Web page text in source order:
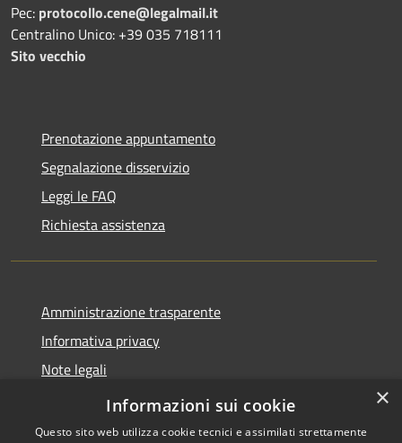
Pec: protocollo.cene@legalmail.it
Centralino Unico: +39 035 718111
Sito vecchio
Prenotazione appuntamento
Segnalazione disservizio
Leggi le FAQ
Richiesta assistenza
Amministrazione trasparente
Informativa privacy
Note legali
Dichiarazione di accessibilità
×
Informazioni sui cookie
Questo sito web utilizza cookie tecnici e assimilati strettamente